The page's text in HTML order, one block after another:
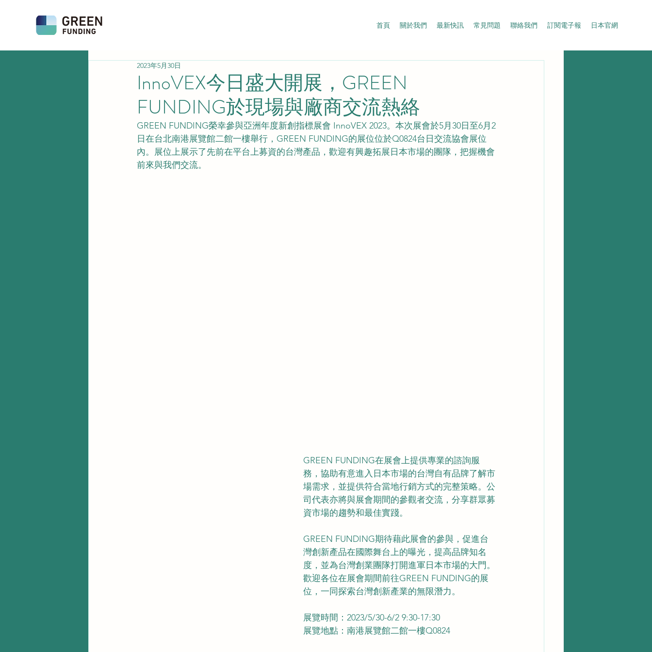
首頁 關於我們 最新快訊 常見問題 聯絡我們 訂閱電子報 日本官網
InnoVEX今日盛大開展，GREEN
FUNDING於現場與廠商交流熱絡
2023年5月30日
GREEN FUNDING榮幸參與亞洲年度新創指標展會 InnoVEX 2023。本次展會於5月30日至6月2
日在台北南港展覽館二館一樓舉行，GREEN FUNDING的展位位於Q0824台日交流協會展位
內。展位上展示了先前在平台上募資的台灣產品，歡迎有興趣拓展日本市場的團隊，把握機會
前來與我們交流。
GREEN FUNDING在展會上提供專業的諮詢服
務，協助有意進入日本市場的台灣自有品牌了解市
場需求，並提供符合當地行銷方式的完整策略。公
司代表亦將與展會期間的參觀者交流，分享群眾募
資市場的趨勢和最佳實踐。
GREEN FUNDING期待藉此展會的參與，促進台
灣創新產品在國際舞台上的曝光，提高品牌知名
度，並為台灣創業團隊打開進軍日本市場的大門。
歡迎各位在展會期間前往GREEN FUNDING的展
位，一同探索台灣創新產業的無限潛力。
展覽時間：2023/5/30-6/2 9:30-17:30
展覽地點：南港展覽館二館一樓Q0824